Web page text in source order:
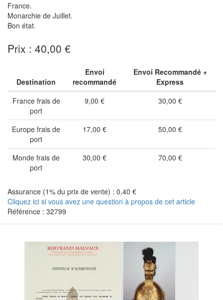
France.
Monarchie de Juillet.
Bon état.
Prix : 40,00 €
Destination
Envoi
recommandé
Envoi Recommandé +
Express
France frais de
port
9,00 € 30,00 €
Europe frais de
port
17,00 € 50,00 €
Monde frais de
port
30,00 € 70,00 €
Assurance (1% du prix de vente) : 0,40 €
Cliquez ici si vous avez une question à propos de cet article
Référence : 32799